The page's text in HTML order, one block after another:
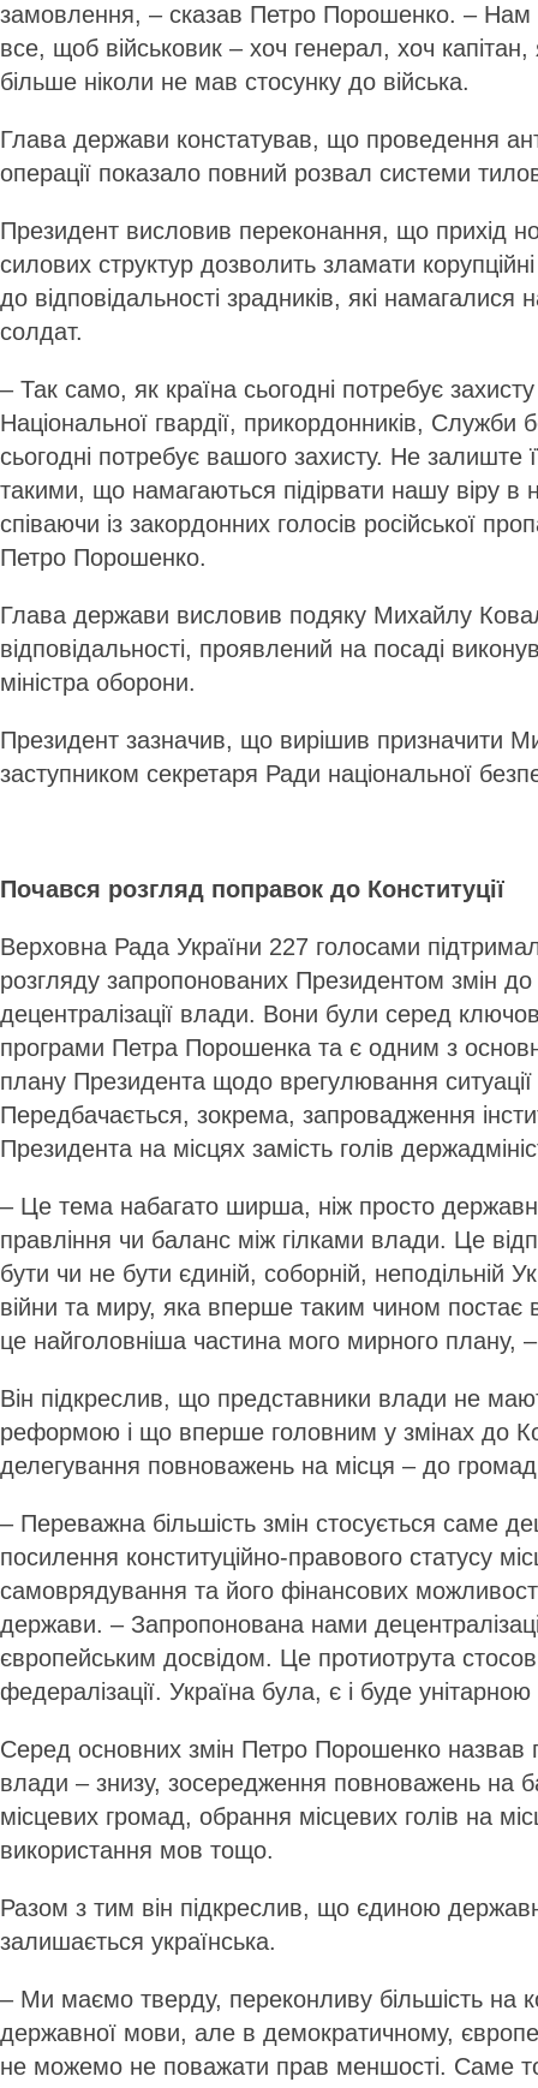
замовлення, – сказав Петро Порошенко. – Нам
все, щоб військовик – хоч генерал, хоч
більше ніколи не мав стосунку до війська.
Глава держави констатував, що проведення
операції показало повний розвал системи
Президент висловив переконання, що прихід
силових структур дозволить зламати
до відповідальності зрадників, які намагалися
солдат.
– Так само, як країна сьогодні потребує
Національної гвардії, прикордонників, Служби
сьо­годні потребує вашого захисту. Не залиште
такими, що намагаються підірвати нашу віру в
співаючи із закордонних голосів російської
Петро Порошенко.
Глава держави висловив подяку Михайлу
відповідальності, проявлений на посаді
міністра оборони.
Президент зазначив, що вирішив призначити
заступником секретаря Ради національної
Почався розгляд поправок до Конституції
Верховна Рада України 227 голосами
розгляду запропонованих Президентом змін до
децентралізації влади. Вони були серед
програми Петра Порошенка та є одним з
плану Президента щодо врегулювання
Передбачається, зокрема, запровадження
Президента на місцях замість голів
– Це тема набагато ширша, ніж просто
правління чи баланс між гілками влади. Це
бути чи не бути єдиній, соборній, неподільній
війни та миру, яка вперше таким чином постає в
це найголовніша частина мого мирного плану,
Він підкреслив, що представники влади не
реформою і що вперше головним у змінах до
делегування повноважень на місця – до громад,
– Переважна більшість змін стосується саме
посилення конституційно-правового статусу
самоврядування та його фінансових
держави. – Запропонована нами
європейським досвідом. Це протиотрута
федералізації. Україна була, є і буде
Серед основних змін Петро Поро­шенко
влади – знизу, зосередження повноважень на
місцевих громад, обрання місцевих голів на
використання мов тощо.
Разом з тим він підкреслив, що єдиною
залишається українська.
– Ми маємо тверду, переконливу більшість на
державної мови, але в демократичному,
не можемо не поважати прав меншості. Саме